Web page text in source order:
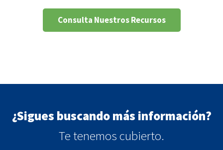
Consulta Nuestros Recursos
¿Sigues buscando más información?
Te tenemos cubierto.